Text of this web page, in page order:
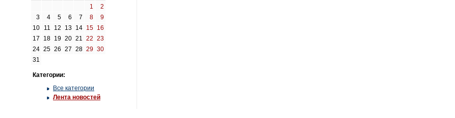
1
2
3
4 5 6 7 8
9
10
11 12 13 14 15 16
17
18 19 20 21 22 23
24 25 26 27 28 29 30
31
Категории:
Все категории
Лента новостей